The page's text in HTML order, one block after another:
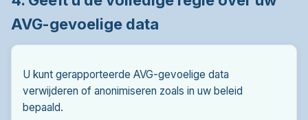
AVG-gevoelige data
U kunt gerapporteerde AVG-gevoelige data
verwijderen of anonimiseren zoals in uw beleid
bepaald.